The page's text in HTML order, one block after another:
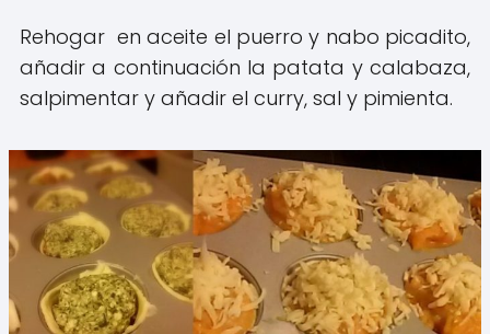
Rehogar en aceite el puerro y nabo picadito,
añadir a continuación la patata y calabaza,
salpimentar y añadir el curry, sal y pimienta.